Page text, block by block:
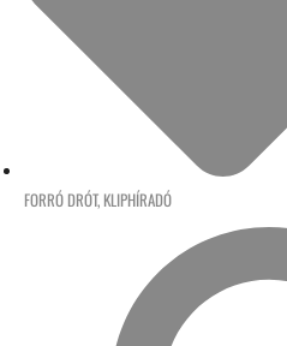
FORRÓ DRÓT, KLIPHÍRADÓ